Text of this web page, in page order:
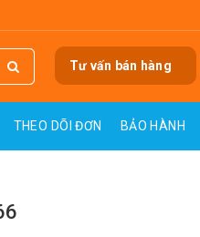
Tư vấn bán hàng
THEO DÕI ĐƠN BẢO HÀNH